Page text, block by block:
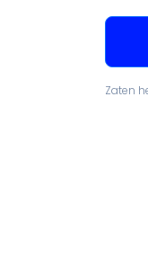
Zaten
Bağışlayın